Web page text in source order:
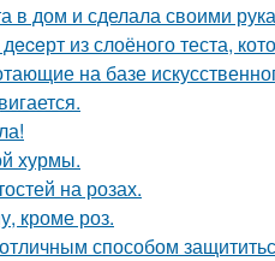
в дом и сделала своими
из слоёного теста,
на базе
хурмы.
на розах.
кроме роз.
способом